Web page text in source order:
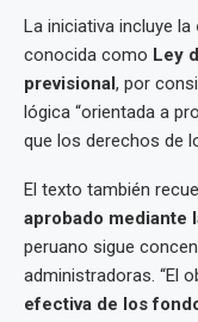
La iniciativa incluye la
conocida como Ley
previsional, por
lógica “orientada a
que los derechos de
El texto también
aprobado mediante
peruano sigue
administradoras. “El
efectiva de los